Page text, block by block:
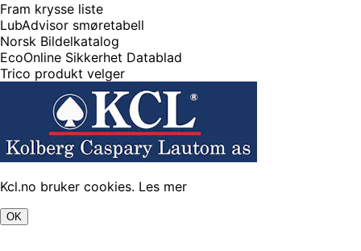
Fram krysse liste
LubAdvisor smøretabell
Norsk Bildelkatalog
EcoOnline Sikkerhet Datablad
Trico produkt velger
Kcl.no bruker cookies. Les mer
OK